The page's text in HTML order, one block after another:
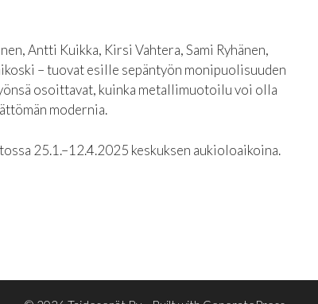
Antti Kuikka, Kirsi Vahtera, Sami Ryhänen,
– tuovat esille sepäntyön monipuolisuuden
osoittavat, kuinka metallimuotoilu voi olla
modernia.
25.1.–12.4.2025 keskuksen aukioloaikoina.